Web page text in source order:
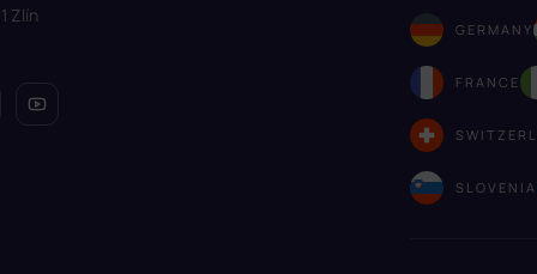
Zlín
GERMANY
FRANCE
SLOVENIA